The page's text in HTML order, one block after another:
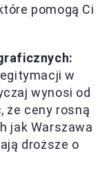
pomogą Ci
w
wynosi od
że ceny rosną
jak Warszawa
droższe o